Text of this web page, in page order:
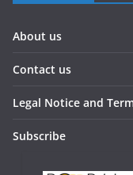
About us
Contact us
Legal Notice and
Subscribe